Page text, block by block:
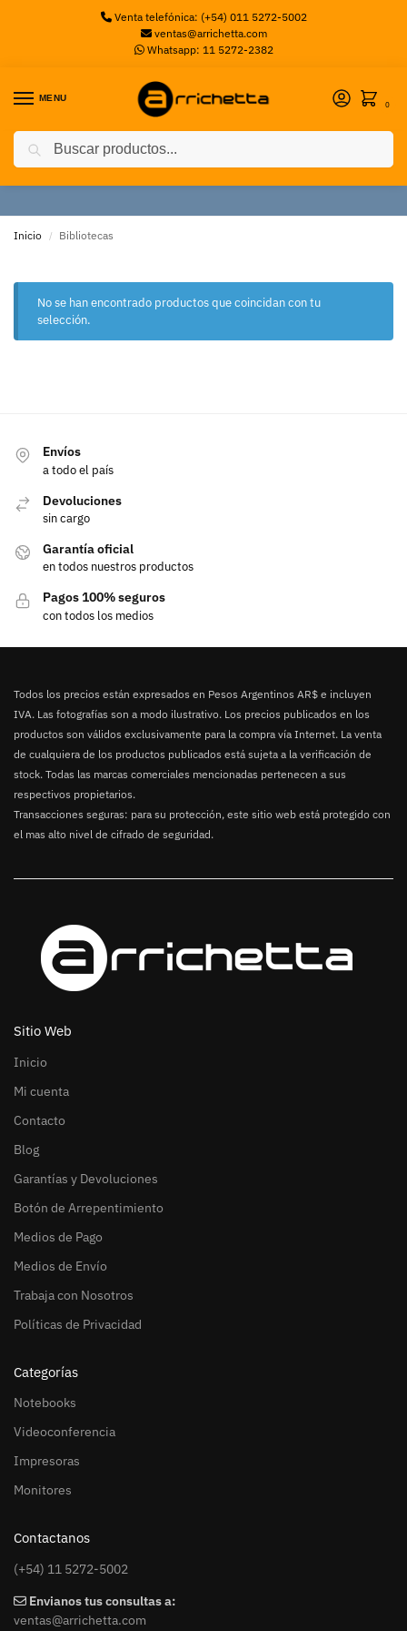
Venta telefónica: (+54) 011 5272-5002
ventas@arrichetta.com
Whatsapp: 11 5272-2382
MENU
0
Bibliotecas
Inicio / Bibliotecas
No se han encontrado productos que coincidan con tu
selección.
Envíos
a todo el país
Devoluciones
sin cargo
Garantía oficial
en todos nuestros productos
Pagos 100% seguros
con todos los medios
Todos los precios están expresados en Pesos Argentinos AR$ e incluyen
IVA. Las fotografías son a modo ilustrativo. Los precios publicados en los
productos son válidos exclusivamente para la compra vía Internet. La venta
de cualquiera de los productos publicados está sujeta a la verificación de
stock. Todas las marcas comerciales mencionadas pertenecen a sus
respectivos propietarios.
Transacciones seguras: para su protección, este sitio web está protegido con
el mas alto nivel de cifrado de seguridad.
Sitio Web
Inicio
Mi cuenta
Contacto
Blog
Garantías y Devoluciones
Botón de Arrepentimiento
Medios de Pago
Medios de Envío
Trabaja con Nosotros
Políticas de Privacidad
Categorías
Notebooks
Videoconferencia
Impresoras
Monitores
Contactanos
(+54) 11 5272-5002
Envianos tus consultas a:
ventas@arrichetta.com